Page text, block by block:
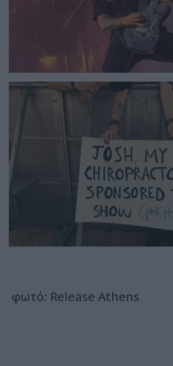
φωτό: Release Athens